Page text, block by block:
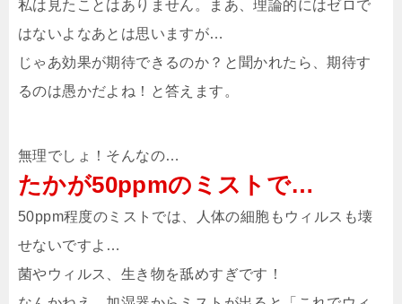
私は見たことはありません。まあ、理論的にはゼロで
はないよなあとは思いますが…
じゃあ効果が期待できるのか？と聞かれたら、期待す
るのは愚かだよね！と答えます。
無理でしょ！そんなの…
たかが50ppmのミストで…
50ppm程度のミストでは、人体の細胞もウィルスも壊
せないですよ…
菌やウィルス、生き物を舐めすぎです！